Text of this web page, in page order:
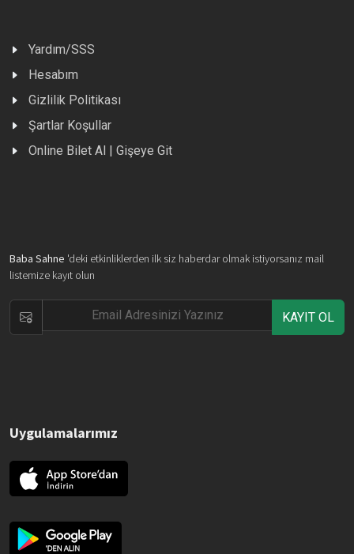
Yardım/SSS
Hesabım
Gizlilik Politikası
Şartlar Koşullar
Online Bilet Al | Gişeye Git
Baba Sahne 'deki etkinliklerden ilk siz haberdar olmak istiyorsanız mail
listemize kayıt olun
KAYIT OL
Uygulamalarımız